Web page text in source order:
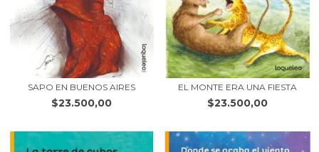
SAPO EN BUENOS AIRES
$23.500,00
EL MONTE ERA UNA FIESTA
$23.500,00